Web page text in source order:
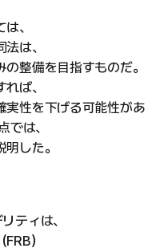
、
は、
整備を目指すものだ。
ば、
実性を下げる可能性があ
は、
した。
ティは、
）